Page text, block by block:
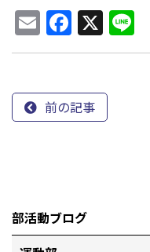
EmailX
前の記事
部活動ブログ